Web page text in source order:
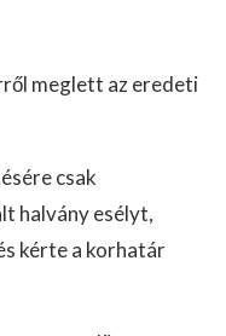
meglett az eredeti
csak
halvány esélyt,
kérte a korhatár